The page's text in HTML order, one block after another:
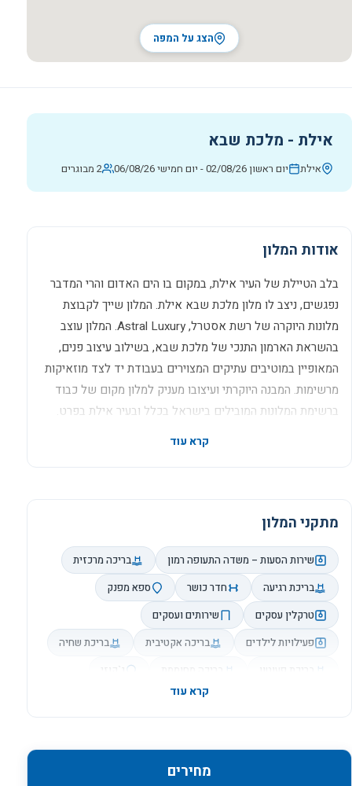
הצג על המפה
אילת - מלכת שבא
אילת יום ראשון 02/08/26 - יום חמישי 06/08/26 2 מבוגרים
אודות המלון
בלב הטיילת של העיר אילת, במקום בו הים האדום והרי המדבר
נפגשים, ניצב לו מלון מלכת שבא אילת. המלון שייך לקבוצת
מלונות היוקרה של רשת אסטרל, Astral Luxury. המלון עוצב
בהשראת הארמון התנכי של מלכת שבא, בשילוב עיצוב פנים,
המאופיין במוטיבים עתיקים המצוירים בעבודת יד לצד מוזאיקות
מרשימות. המבנה היוקרתי ועיצובו מעניק למלון מקום של כבוד
ברשימת המלונות המובילים בישראל בכלל ובעיר אילת בפרט.
מתקני המלון
שירות הסעות – משדה התעופה רמון
בריכה מרכזית
בריכת רגיעה
חדר כושר
ספא מפנק
טרקלין עסקים
שירותים ועסקים
פעילויות לילדים
בריכה אקטיבית
בריכת שחיה
ג`קוזי
חדר מסג`ים
בר
מינימרקט שרות חדרים
מעלית
אינטרנט אלחוטימחירים